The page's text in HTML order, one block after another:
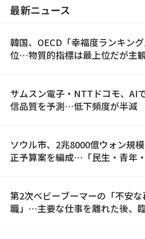
最新ニュース
韓国、OECD「幸福度ランキン
位…物質的指標は最上位だが主
サムスン電子・NTTドコモ、AI
信品質を予測…低下頻度が半減
ソウル市、2兆8000億ウォン規
正予算案を編成…「民生・青年
第2次ベビーブーマーの「不安
職」…主要な仕事を離れた後、